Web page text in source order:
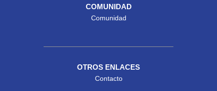
COMUNIDAD
Comunidad
OTROS ENLACES
Contacto